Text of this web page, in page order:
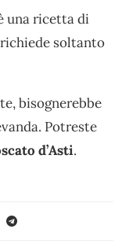
una ricetta di
soltanto
bisognerebbe
Potreste
d’Asti.